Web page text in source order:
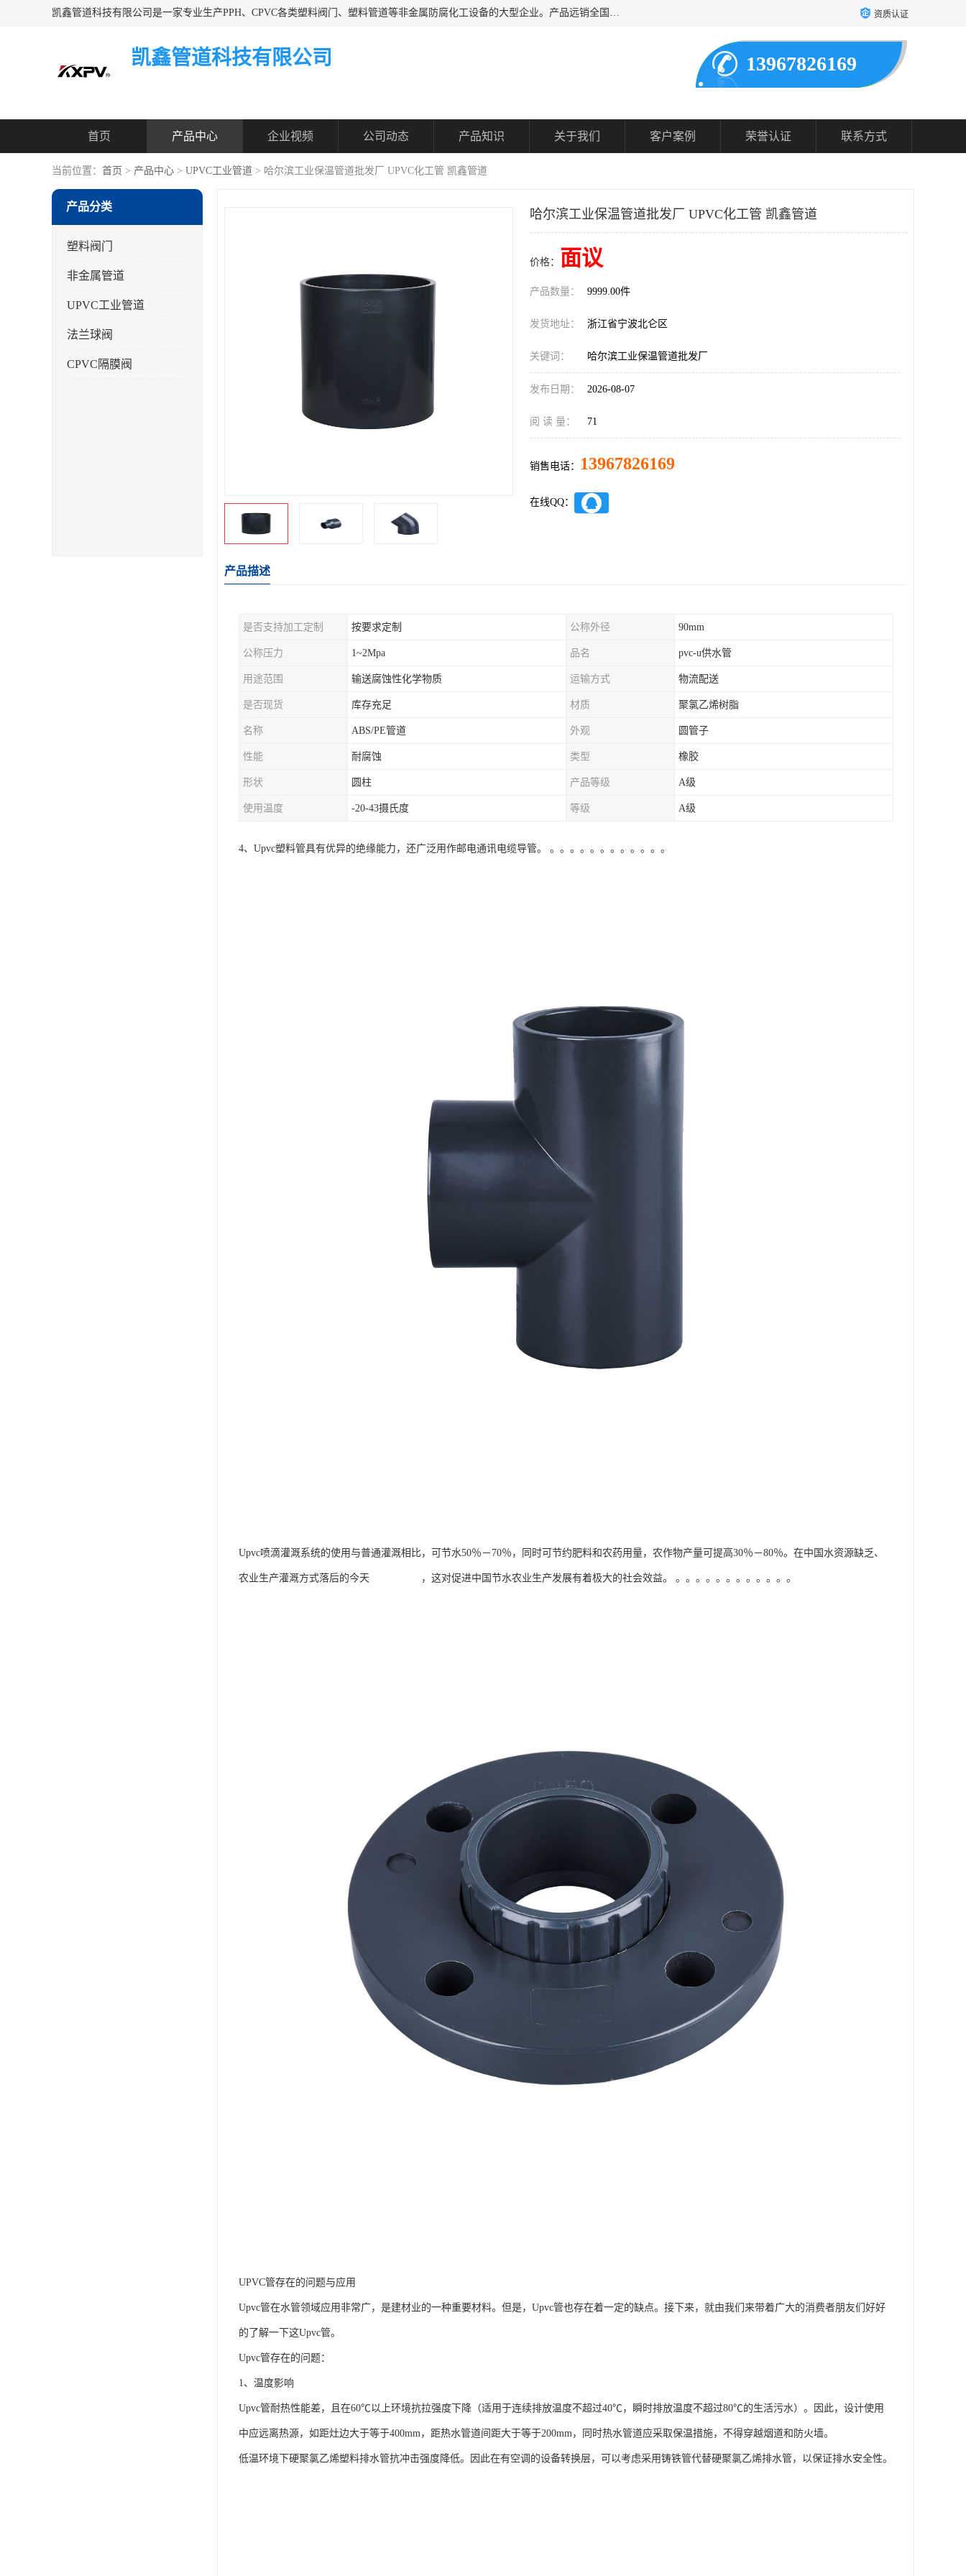
凯鑫管道科技有限公司是一家专业生产PPH、CPVC各类塑料阀门、塑料管道等非金属防腐化工设备的大型企业。产品远销全国三十一个省、市、自治区,广泛应用于化工、石油、氯碱、染料、制药、农药等行业，深受广大用户欢迎，是目前国内生产化工泵、阀门规模较大的生产基地之一。 资质认证
凯鑫管道科技有限公司 13967826169
首页 产品中心 企业视频 公司动态 产品知识 关于我们 客户案例 荣誉认证 联系方式
当前位置： 首页 > 产品中心 > UPVC工业管道 > 哈尔滨工业保温管道批发厂 UPVC化工管 凯鑫管道
产品分类
塑料阀门
非金属管道
UPVC工业管道
法兰球阀
CPVC隔膜阀
哈尔滨工业保温管道批发厂 UPVC化工管 凯鑫管道
价格： 面议
产品数量： 9999.00件
发货地址： 浙江省宁波北仑区
关键词： 哈尔滨工业保温管道批发厂
发布日期： 2026-08-07
阅 读 量： 71
销售电话： 13967826169
在线QQ：
产品描述
是否支持加工定制 按要求定制 公称外径 90mm
公称压力 1~2Mpa 品名 pvc-u供水管
用途范围 输送腐蚀性化学物质 运输方式 物流配送
是否现货 库存充足 材质 聚氯乙烯树脂
名称 ABS/PE管道 外观 圆管子
性能 耐腐蚀 类型 橡胶
形状 圆柱 产品等级 A级
使用温度 -20-43摄氏度 等级 A级
4、Upvc塑料管具有优异的绝缘能力，还广泛用作邮电通讯电缆导管。 。。。。。。。。。。。。
Upvc喷滴灌溉系统的使用与普通灌溉相比，可节水50％－70％，同时可节约肥料和农药用量，农作物产量可提高30％－80％。在中国水资源缺乏、
农业生产灌溉方式落后的今天 ，这对促进中国节水农业生产发展有着极大的社会效益。 。。。。。。。。。。。。
UPVC管存在的问题与应用
Upvc管在水管领域应用非常广，是建材业的一种重要材料。但是，Upvc管也存在着一定的缺点。接下来，就由我们来带着广大的消费者朋友们好好
的了解一下这Upvc管。
Upvc管存在的问题：
1、温度影响
Upvc管耐热性能差，且在60℃以上环境抗拉强度下降（适用于连续排放温度不超过40℃，瞬时排放温度不超过80℃的生活污水）。因此，设计使用
中应远离热源，如距灶边大于等于400mm，距热水管道间距大于等于200mm，同时热水管道应采取保温措施，不得穿越烟道和防火墙。
低温环境下硬聚氯乙烯塑料排水管抗冲击强度降低。因此在有空调的设备转换层，可以考虑采用铸铁管代替硬聚氯乙烯排水管，以保证排水安全性。